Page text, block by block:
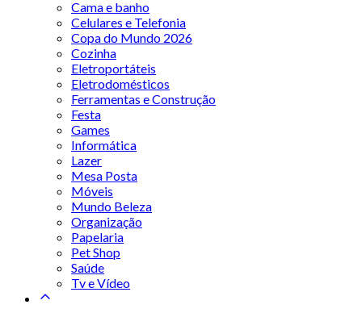
Cama e banho
Celulares e Telefonia
Copa do Mundo 2026
Cozinha
Eletroportáteis
Eletrodomésticos
Ferramentas e Construção
Festa
Games
Informática
Lazer
Mesa Posta
Móveis
Mundo Beleza
Organização
Papelaria
Pet Shop
Saúde
Tv e Vídeo